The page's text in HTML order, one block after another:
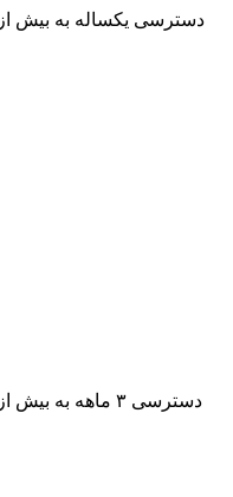
دسترسی یکساله به بیش از ۵۰۰ ژورنال روز جهان موجود در سامانه
دسترسی ۳ ماهه به بیش از ۵۰۰ ژورنال روز جهان موجود در سامانه